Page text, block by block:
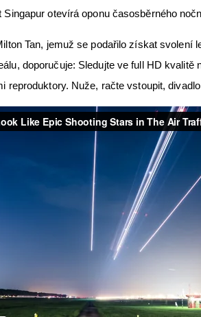
Singapur otevírá oponu časosběrného
Tan, jemuž se podařilo získat svolení
doporučuje: Sledujte ve full HD kvalitě
reproduktory. Nuže, račte vstoupit,